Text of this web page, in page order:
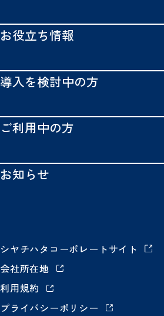
お役立ち情報
導入を検討中の方
ご利用中の方
お知らせ
シヤチハタコーポレートサイト
会社所在地
利用規約
プライバシーポリシー